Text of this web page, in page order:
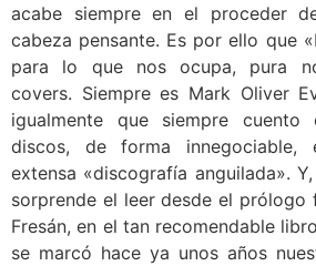
acabe siempre en el proceder
cabeza pensante. Es por ello que
para lo que nos ocupa, pura
covers. Siempre es Mark Oliver
igualmente que siempre cuento
discos, de forma
extensa «discografía anguilada».
sorprende el leer desde el prólogo
Fresán, en el tan recomendable
se marcó hace ya unos años